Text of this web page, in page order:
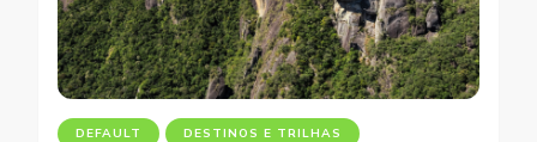
DEFAULT DESTINOS E TRILHAS